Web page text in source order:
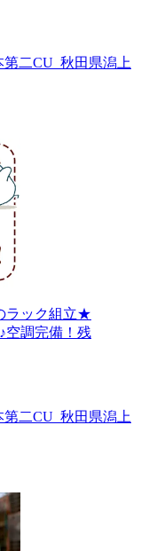
二CU_秋田県潟上
ラック組立★
空調完備！残
二CU_秋田県潟上